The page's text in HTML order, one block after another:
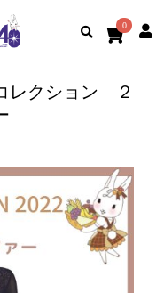
0
レクション ２